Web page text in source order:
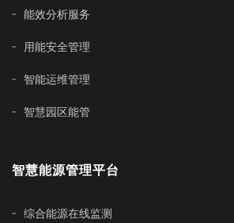
能效分析服务
用能安全管理
智能运维管理
智慧园区能管
智慧能源管理平台
综合能源在线监测